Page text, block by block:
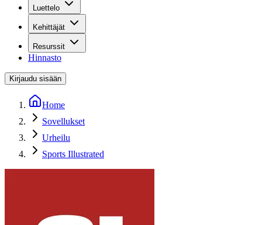
Luettelo
Kehittäjät
Resurssit
Hinnasto
Kirjaudu sisään
Home
Sovellukset
Urheilu
Sports Illustrated